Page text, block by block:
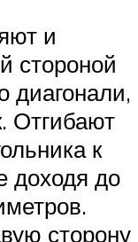
и
стороной
диагонали,
Отгибают
к
доходя до
сторону